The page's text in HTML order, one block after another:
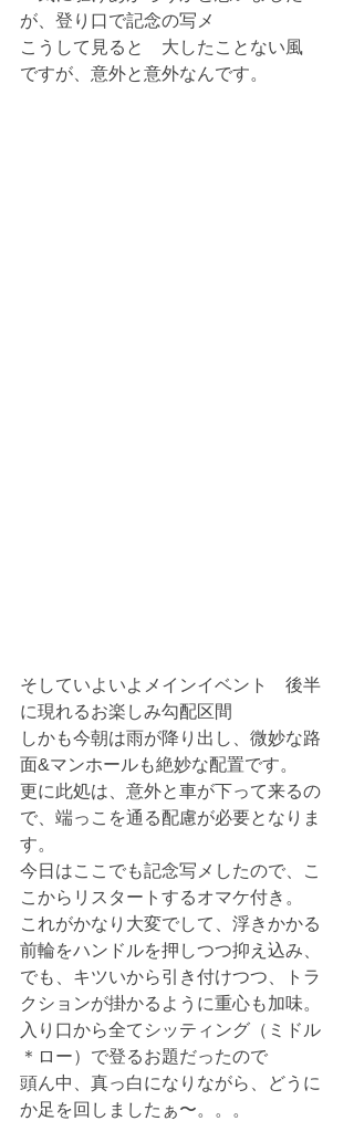
が、登り口で記念の写メ
こうして見ると　大したことない風
ですが、意外と意外なんです。
そしていよいよメインイベント　後半
に現れるお楽しみ勾配区間
しかも今朝は雨が降り出し、微妙な路
面&マンホールも絶妙な配置です。
更に此処は、意外と車が下って来るの
で、端っこを通る配慮が必要となりま
す。
今日はここでも記念写メしたので、こ
こからリスタートするオマケ付き。
これがかなり大変でして、浮きかかる
前輪をハンドルを押しつつ抑え込み、
でも、キツいから引き付けつつ、トラ
クションが掛かるように重心も加味。
入り口から全てシッティング（ミドル
＊ロー）で登るお題だったので
頭ん中、真っ白になりながら、どうに
か足を回しましたぁ〜。。。